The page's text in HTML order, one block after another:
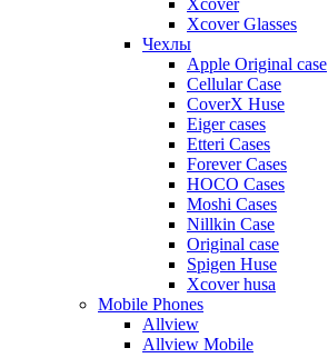
Xcover
Xcover Glasses
Чехлы
Apple Original case
Cellular Case
CoverX Huse
Eiger cases
Etteri Cases
Forever Cases
HOCO Cases
Moshi Cases
Nillkin Case
Original case
Spigen Huse
Xcover husa
Mobile Phones
Allview
Allview Mobile